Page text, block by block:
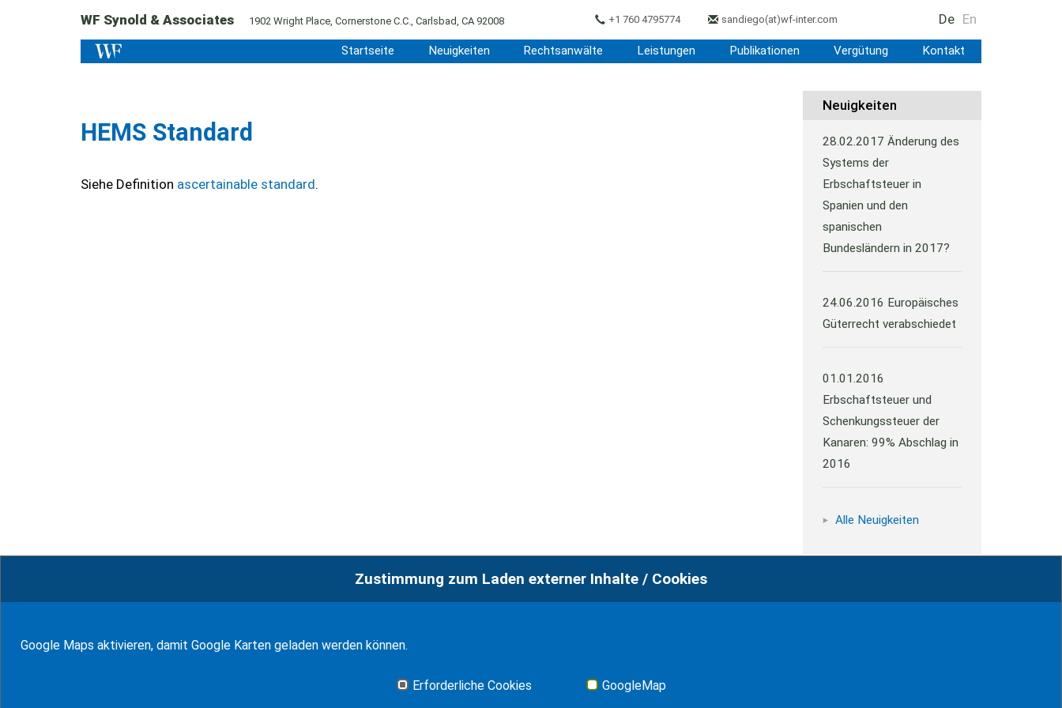
WF Synold & Associates 1902 Wright Place, Cornerstone C.C., Carlsbad, CA 92008 sandiego(at)wf-inter.com
+1 760 4795774 De En
Startseite Neuigkeiten Rechtsanwälte Leistungen Publikationen Vergütung Kontakt
HEMS Standard
Siehe Definition ascertainable standard.
Neuigkeiten
28.02.2017Änderung des
Systems der
Erbschaftsteuer in
Spanien und den
spanischen
Bundesländern in 2017?
24.06.2016 Europäisches
Güterrecht verabschiedet
01.01.2016
Erbschaftsteuer und
Schenkungssteuer der
Kanaren: 99% Abschlag in
2016
Alle Neuigkeiten
© WF Synold & Associates 2026 Impressum Kontakt Datenschutz
Zustimmung zum Laden externer Inhalte / Cookies
Google Maps aktivieren, damit Google Karten geladen werden können.
Erforderliche Cookies GoogleMap